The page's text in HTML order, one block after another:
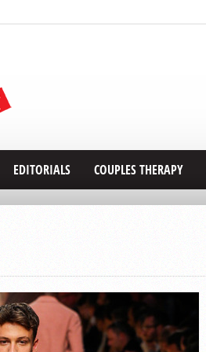
EDITORIALS COUPLES THERAPY